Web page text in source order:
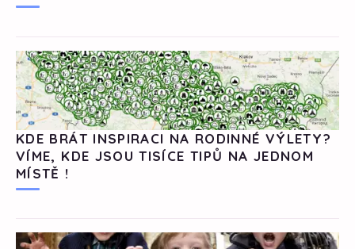
KDE BRÁT INSPIRACI NA RODINNÉ VÝLETY?
VÍME, KDE JSOU TISÍCE TIPŮ NA JEDNOM
MÍSTĚ !